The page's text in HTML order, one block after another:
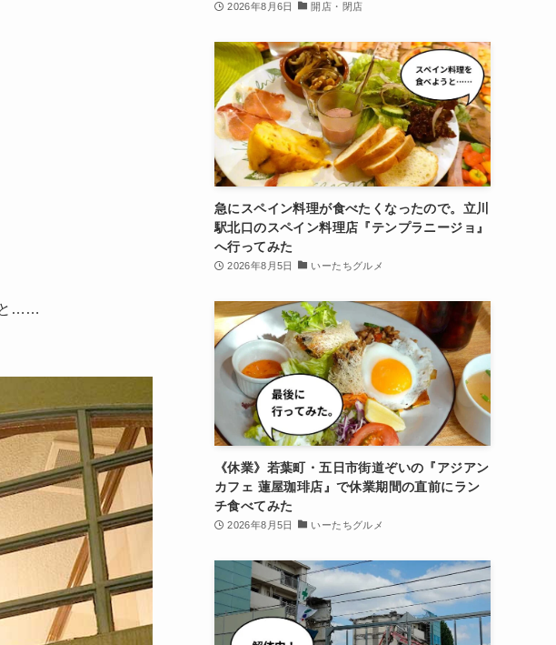
と……
2026年8月6日 開店・閉店
急にスペイン料理が食べたくなったので。立川
駅北口のスペイン料理店『テンプラニージョ』
へ行ってみた
2026年8月5日 いーたちグルメ
《休業》若葉町・五日市街道ぞいの『アジアン
カフェ 蓮屋珈琲店』で休業期間の直前にラン
チ食べてみた
2026年8月5日 いーたちグルメ